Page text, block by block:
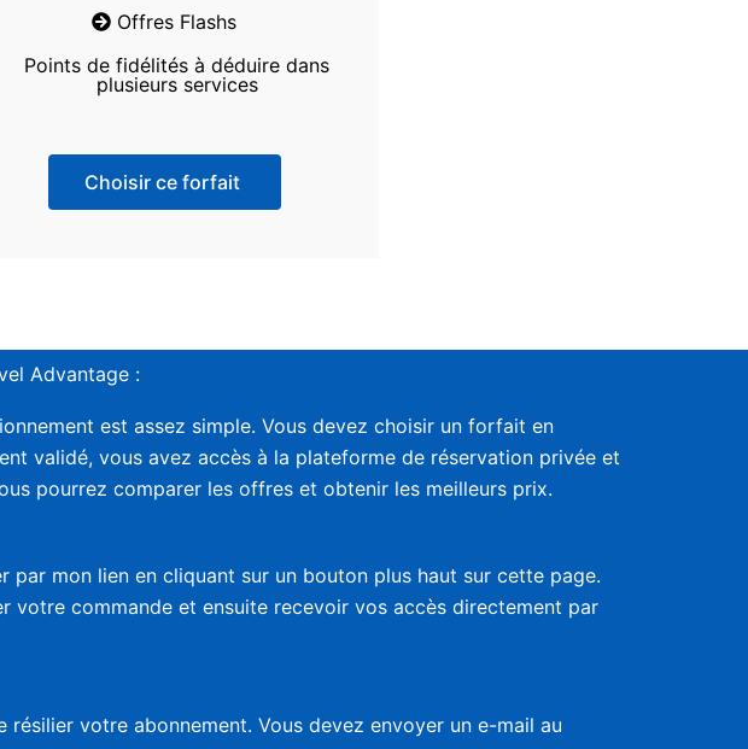
Offres Flashs
Points de fidélités à déduire dans
plusieurs services
Choisir ce forfait
Advantage :
est assez simple. Vous devez choisir un forfait en
validé, vous avez accès à la plateforme de réservation privée et
pourrez comparer les offres et obtenir les meilleurs prix.
par mon lien en cliquant sur un bouton plus haut sur cette page.
votre commande et ensuite recevoir vos accès directement par
votre abonnement. Vous devez envoyer un e-mail au